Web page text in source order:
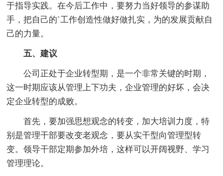
于指导实践。在今后工作中，要努力当好领导的参谋助
手，把自己的`工作创造性做好做扎实，为的发展贡献自
己的力量。
五、建议
公司正处于企业转型期，是一个非常关键的时期，
这一时期应该从管理上下功夫，企业管理的好坏，会决
定企业转型的成败。
首先，要加强思想观念的转变，加大培训力度，特
别是管理干部要改变老观念，要从实干型向管理型转
变。领导干部定期参加外培，这样可以开阔视野、学习
管理理论。